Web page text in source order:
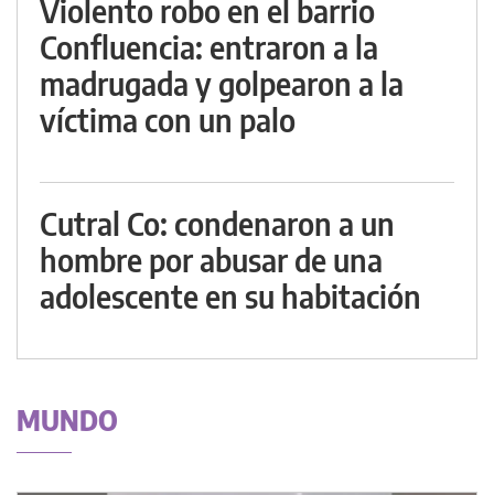
Violento robo en el barrio
Confluencia: entraron a la
madrugada y golpearon a la
víctima con un palo
Cutral Co: condenaron a un
hombre por abusar de una
adolescente en su habitación
MUNDO